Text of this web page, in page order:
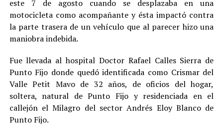
este 7 de agosto cuando se desplazaba en una
motocicleta como acompañante y ésta impactó contra
la parte trasera de un vehículo que al parecer hizo una
maniobra indebida.
Fue llevada al hospital Doctor Rafael Calles Sierra de
Punto Fijo donde quedó identificada como Crismar del
Valle Petit Mavo de 32 años, de oficios del hogar,
soltera, natural de Punto Fijo y residenciada en el
callejón el Milagro del sector Andrés Eloy Blanco de
Punto Fijo.